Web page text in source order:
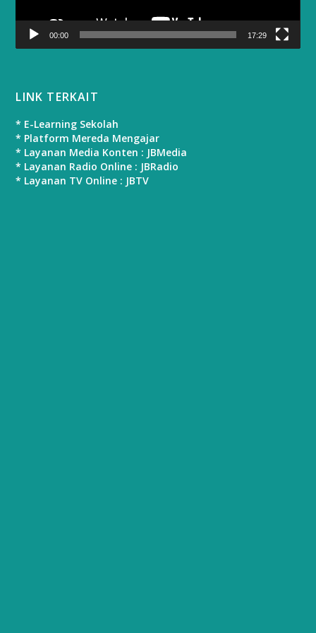
00:00 17:29
LINK TERKAIT
* E-Learning Sekolah
* Platform Mereda Mengajar
* Layanan Media Konten : JBMedia
* Layanan Radio Online : JBRadio
* Layanan TV Online : JBTV